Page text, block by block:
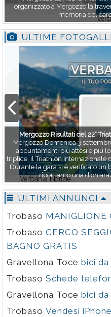
organizzato a Mergozzo la
memoria del
ULTIME
Mergozzo Risultati del 22°
Mergozzo Domenica 3
appuntamenti più attesi e più
triplice, il Triathlon Internazionale
Durante la gara si è verificato
riportiamo una
ULTIMI ANNUNCI
Trobaso MANIGLIONE
Trobaso CERCO
BAGNO GRATIS
Gravellona Toce bici
Trobaso Schede
Gravellona Toce bici
Trobaso Vendesi